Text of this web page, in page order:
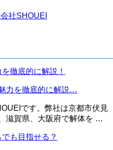
社SHOUEI
力を徹底的に解説…
です。弊社は京都市伏見
滋賀県、大阪府で解体を …